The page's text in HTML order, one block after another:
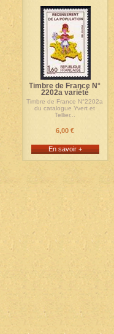
Timbre de France N°
2202a variété
Timbre de France N°2202a
du catalogue Yvert et
Tellier...
6,00 €
En savoir +